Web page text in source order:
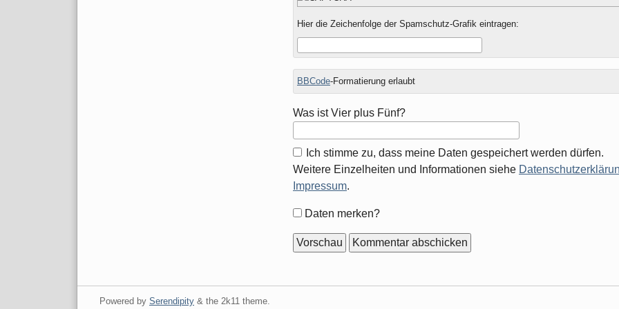
Hier die Zeichenfolge der Spamschutz-Grafik eintragen:
BBCode-Formatierung erlaubt
Was ist Vier plus Fünf?
Ich stimme zu, dass meine Daten gespeichert werden dürfen.
Weitere Einzelheiten und Informationen siehe
Impressum.
Formular-
Daten merken?
Powered by Serendipity& the 2k11 theme.